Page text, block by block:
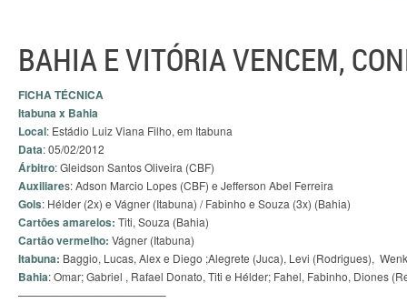
BAHIA E VITÓRIA VENCEM,
FICHA TÉCNICA
Itabuna x Bahia
Local: Estádio Luiz Viana Filho, em Itabuna
Data: 05/02/2012
Árbitro: Gleidson Santos Oliveira (CBF)
Auxiliares: Adson Marcio Lopes (CBF) e Jefferson Abel Ferreira
Gols: Hélder (2x) e Vágner (Itabuna) / Fabinho e Souza (3x) (Bahia)
Cartões amarelos: Titi, Souza (Bahia)
Cartão vermelho: Vágner (Itabuna)
Itabuna: Baggio, Lucas, Alex e Diego ;Alegrete (Juca), Levi (Rodrigues),
Bahia: Omar; Gabriel , Rafael Donato, Titi e Hélder; Fahel, Fabinho, Diones
—————————————–